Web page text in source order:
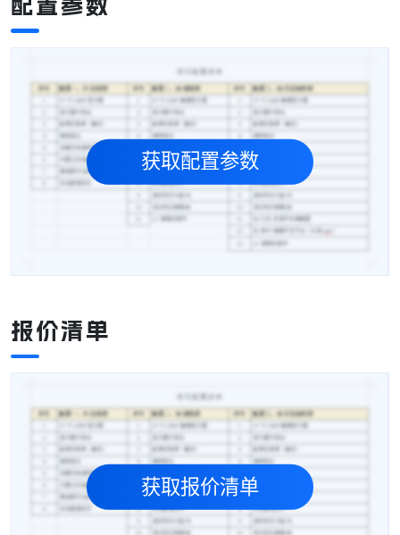
配置参数
获取配置参数
报价清单
获取报价清单